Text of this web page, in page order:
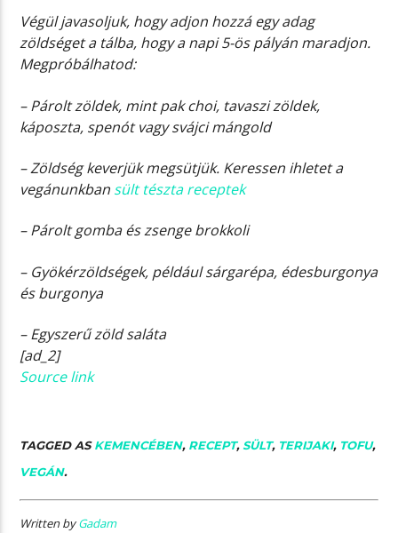
Végül javasoljuk, hogy adjon hozzá egy adag
zöldséget a tálba, hogy a napi 5-ös pályán maradjon.
Megpróbálhatod:
– Párolt zöldek, mint pak choi, tavaszi zöldek,
káposzta, spenót vagy svájci mángold
– Zöldség keverjük megsütjük. Keressen ihletet a
vegánunkban sült tészta receptek
– Párolt gomba és zsenge brokkoli
– Gyökérzöldségek, például sárgarépa, édesburgonya
és burgonya
– Egyszerű zöld saláta
[ad_2]
Source link
TAGGED ASKEMENCÉBEN, RECEPT, SÜLT, TERIJAKI, TOFU,
VEGÁN.
Written byGadam